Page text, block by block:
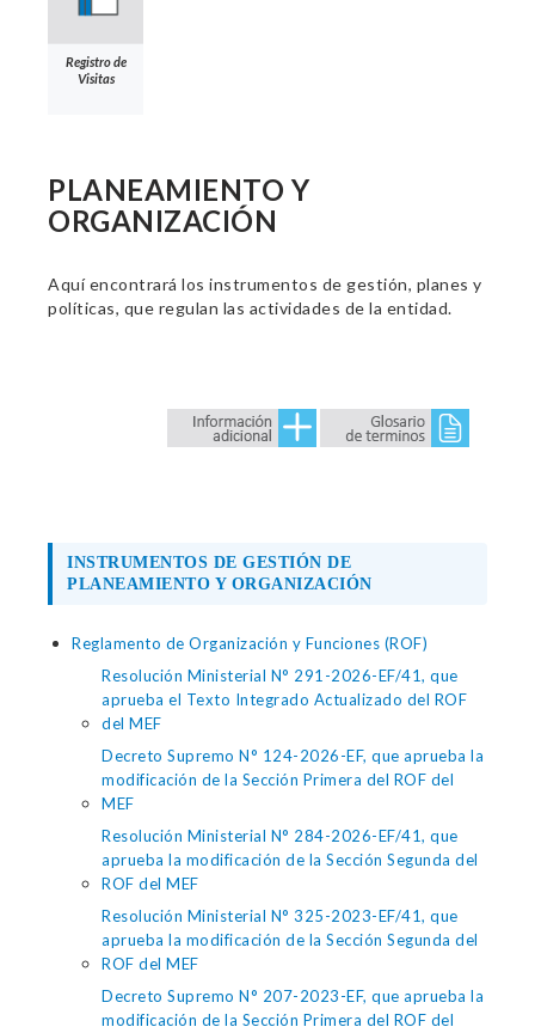
Registro de
Visitas
PLANEAMIENTO Y
ORGANIZACIÓN
Aquí encontrará los instrumentos de gestión, planes y
políticas, que regulan las actividades de la entidad.
INSTRUMENTOS DE GESTIÓN DE
PLANEAMIENTO Y ORGANIZACIÓN
Reglamento de Organización y Funciones (ROF)
Resolución Ministerial N° 291-2026-EF/41, que
aprueba el Texto Integrado Actualizado del ROF
del MEF
Decreto Supremo N° 124-2026-EF, que aprueba la
modificación de la Sección Primera del ROF del
MEF
Resolución Ministerial N° 284-2026-EF/41, que
aprueba la modificación de la Sección Segunda del
ROF del MEF
Resolución Ministerial N° 325-2023-EF/41, que
aprueba la modificación de la Sección Segunda del
ROF del MEF
Decreto Supremo N° 207-2023-EF, que aprueba la
modificación de la Sección Primera del ROF del